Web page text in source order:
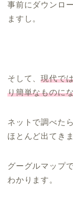
事前にダウンロ
ますし。
そして、現代で
り簡単なものに
ネットで調べた
ほとんど出てき
グーグルマップ
わかります。